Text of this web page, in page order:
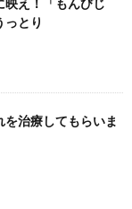
映え！「もんびじ
っとり
治療してもらいま